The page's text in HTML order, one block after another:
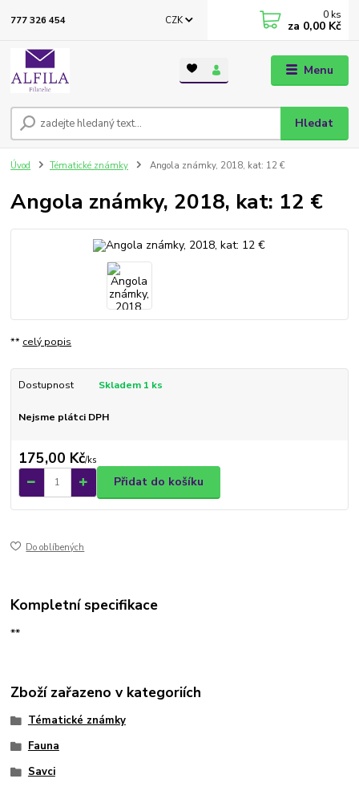
Menu
CZK
Hledat
777 326 454 0 ks
za 0,00 Kč
Úvod Tématické známky Angola známky, 2018, kat: 12 €
Angola známky, 2018, kat: 12 €
** celý popis
Dostupnost Skladem 1 ks
Nejsme plátci DPH
175,00 Kč/ks
Přidat do košíku
Do oblíbených
Kompletní specifikace
**
Zboží zařazeno v kategoriích
Tématické známky
Fauna
Savci